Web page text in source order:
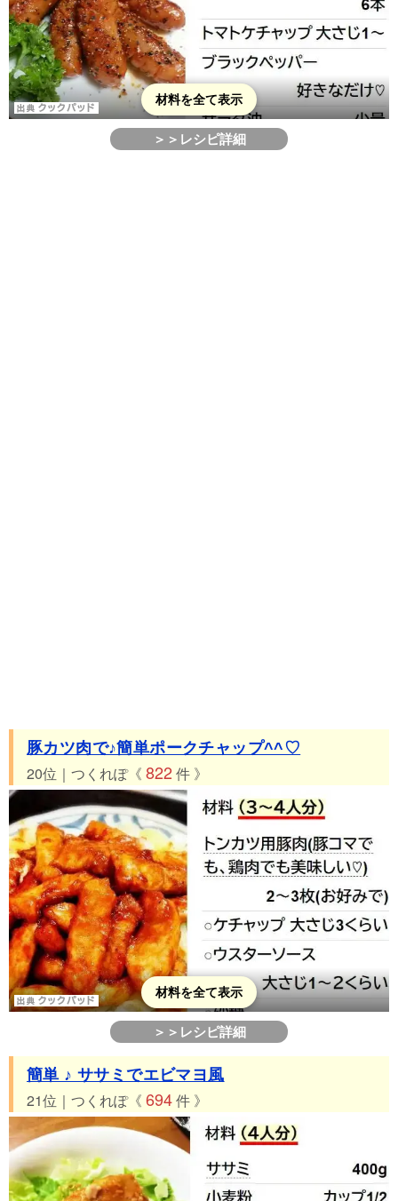
材料を全て表示
＞＞レシピ詳細
豚カツ肉で♪簡単ポークチャップ^^♡
20位｜つくれぽ《 822 件 》
材料を全て表示
＞＞レシピ詳細
簡単 ♪ ササミでエビマヨ風
21位｜つくれぽ《 694件 》